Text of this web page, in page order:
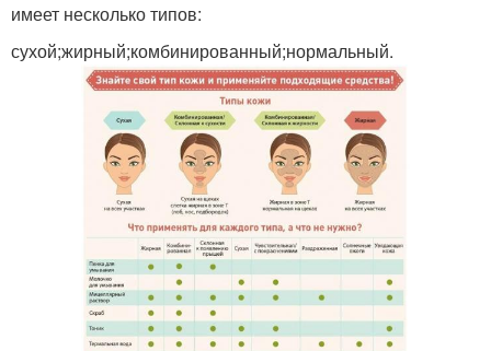
имеет несколько типов:
сухой;жирный;комбинированный;нормальный.